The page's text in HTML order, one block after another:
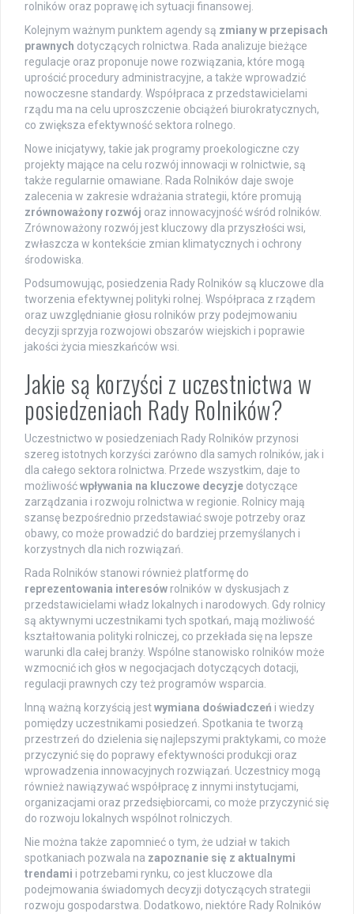
rolników oraz poprawę ich sytuacji finansowej.
Kolejnym ważnym punktem agendy są zmiany w przepisach
prawnych dotyczących rolnictwa. Rada analizuje bieżące
regulacje oraz proponuje nowe rozwiązania, które mogą
uprościć procedury administracyjne, a także wprowadzić
nowoczesne standardy. Współpraca z przedstawicielami
rządu ma na celu uproszczenie obciążeń biurokratycznych,
co zwiększa efektywność sektora rolnego.
Nowe inicjatywy, takie jak programy proekologiczne czy
projekty mające na celu rozwój innowacji w rolnictwie, są
także regularnie omawiane. Rada Rolników daje swoje
zalecenia w zakresie wdrażania strategii, które promują
zrównoważony rozwój oraz innowacyjność wśród rolników.
Zrównoważony rozwój jest kluczowy dla przyszłości wsi,
zwłaszcza w kontekście zmian klimatycznych i ochrony
środowiska.
Podsumowując, posiedzenia Rady Rolników są kluczowe dla
tworzenia efektywnej polityki rolnej. Współpraca z rządem
oraz uwzględnianie głosu rolników przy podejmowaniu
decyzji sprzyja rozwojowi obszarów wiejskich i poprawie
jakości życia mieszkańców wsi.
Jakie są korzyści z uczestnictwa w
posiedzeniach Rady Rolników?
Uczestnictwo w posiedzeniach Rady Rolników przynosi
szereg istotnych korzyści zarówno dla samych rolników, jak i
dla całego sektora rolnictwa. Przede wszystkim, daje to
możliwośćwpływania na kluczowe decyzje dotyczące
zarządzania i rozwoju rolnictwa w regionie. Rolnicy mają
szansę bezpośrednio przedstawiać swoje potrzeby oraz
obawy, co może prowadzić do bardziej przemyślanych i
korzystnych dla nich rozwiązań.
Rada Rolników stanowi również platformę do
reprezentowania interesów rolników w dyskusjach z
przedstawicielami władz lokalnych i narodowych. Gdy rolnicy
są aktywnymi uczestnikami tych spotkań, mają możliwość
kształtowania polityki rolniczej, co przekłada się na lepsze
warunki dla całej branży. Wspólne stanowisko rolników może
wzmocnić ich głos w negocjacjach dotyczących dotacji,
regulacji prawnych czy też programów wsparcia.
Inną ważną korzyścią jestwymiana doświadczeń i wiedzy
pomiędzy uczestnikami posiedzeń. Spotkania te tworzą
przestrzeń do dzielenia się najlepszymi praktykami, co może
przyczynić się do poprawy efektywności produkcji oraz
wprowadzenia innowacyjnych rozwiązań. Uczestnicy mogą
również nawiązywać współpracę z innymi instytucjami,
organizacjami oraz przedsiębiorcami, co może przyczynić się
do rozwoju lokalnych wspólnot rolniczych.
Nie można także zapomnieć o tym, że udział w takich
spotkaniach pozwala na zapoznanie się z aktualnymi
trendami i potrzebami rynku, co jest kluczowe dla
podejmowania świadomych decyzji dotyczących strategii
rozwoju gospodarstwa. Dodatkowo, niektóre Rady Rolników